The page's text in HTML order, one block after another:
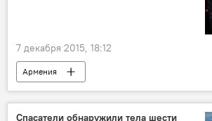
7 декабря 2015, 18:12
Армения
Руины памяти. Спитак. Землетрясение 1988 года
Спитакское землетрясение: как это было
Спасатели обнаружили тела шести